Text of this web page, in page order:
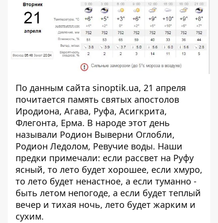
По данным сайта sinoptik.ua, 21 апреля
почитается память святых апостолов
Иродиона, Агава, Руфа, Асигкрита,
Флегонта, Ерма. В народе этот день
называли Родион Выверни Оглобли,
Родион Ледолом, Ревучие воды. Наши
предки примечали: если рассвет на Руфу
ясный, то лето будет хорошее, если хмуро,
то лето будет ненастное, а если туманно -
быть летом непогоде, а если будет теплый
вечер и тихая ночь, лето будет жарким и
сухим.